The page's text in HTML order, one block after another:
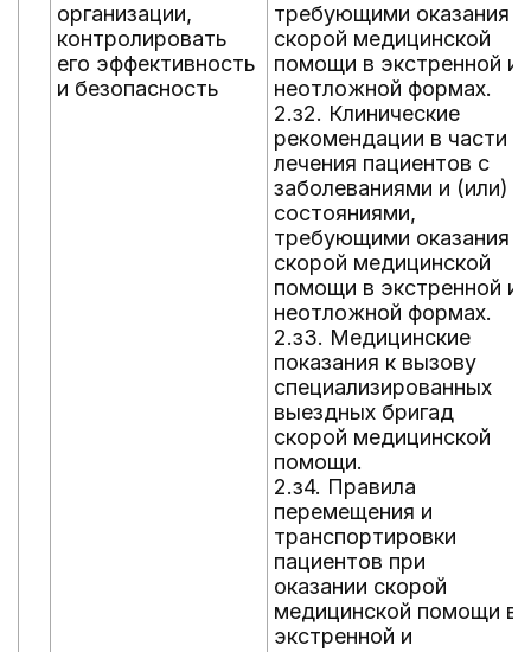
организации,
контролировать
его эффективность
и безопасность
требующими оказания
скорой медицинской
помощи в экстренной и
неотложной формах.
2.з2. Клинические
рекомендации в части
лечения пациентов с
заболеваниями и (или)
состояниями,
требующими оказания
скорой медицинской
помощи в экстренной и
неотложной формах.
2.з3. Медицинские
показания к вызову
специализированных
выездных бригад
скорой медицинской
помощи.
2.з4. Правила
перемещения и
транспортировки
пациентов при
оказании скорой
медицинской помощи в
экстренной и